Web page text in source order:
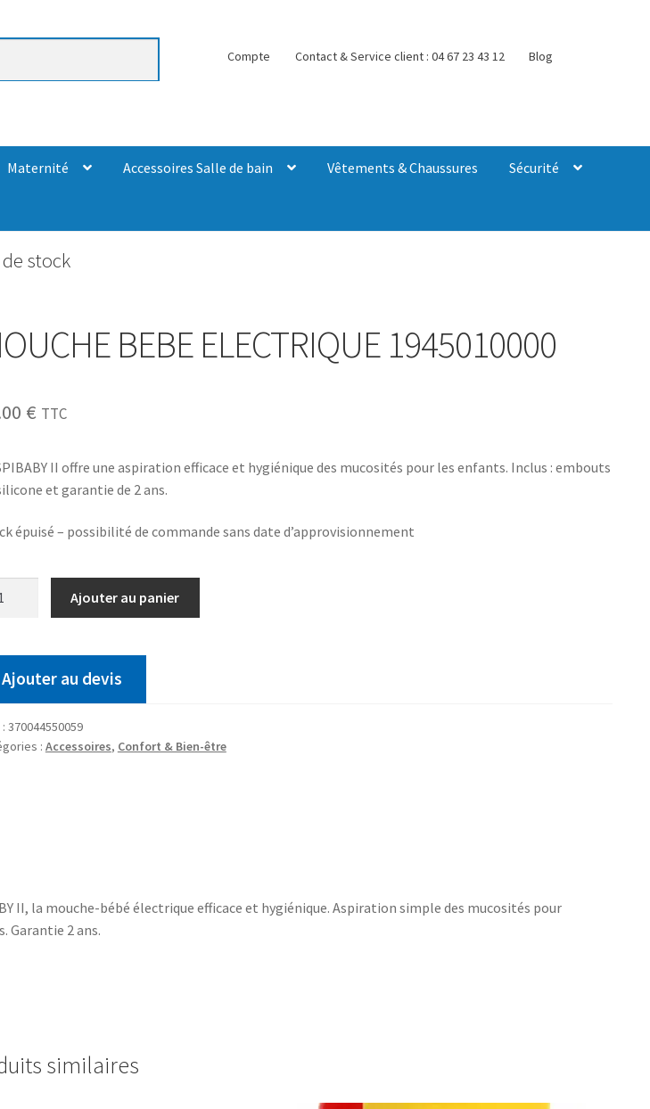
Compte Contact & Service client : 04 67 23 43 12 Blog
Maternité Accessoires Salle de bain Vêtements & Chaussures Sécurité
stock
BEBE ELECTRIQUE 1945010000
€ TTC
II offre une aspiration efficace et hygiénique des mucosités pour les enfants. Inclus : embouts
et garantie de 2 ans.
épuisé – possibilité de commande sans date d’approvisionnement
Ajouter au panier
Ajouter au devis
370044550059
: Accessoires, Confort & Bien-être
II, la mouche-bébé électrique efficace et hygiénique. Aspiration simple des mucosités pour
Garantie 2 ans.
similaires